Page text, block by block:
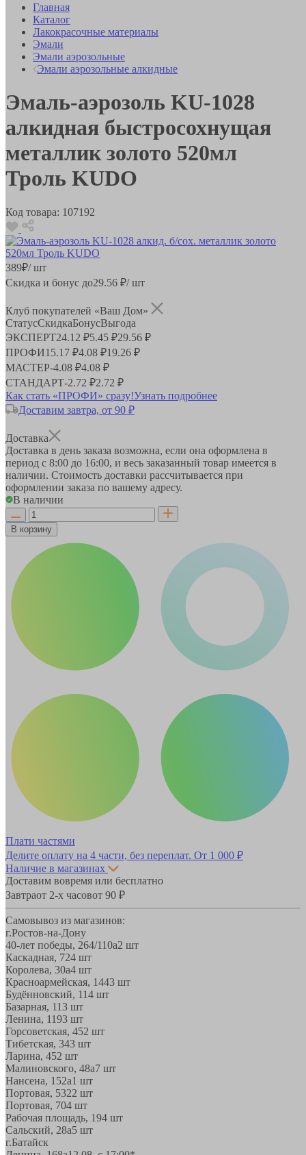
Главная
Каталог
Лакокрасочные материалы
Эмали
Эмали аэрозольные
Эмали аэрозольные алкидные
Эмаль-аэрозоль KU-1028
алкидная быстросохнущая
металлик золото 520мл
Троль KUDO
Код товара: 107192
389₽/ шт
Скидка и бонус до29.56 ₽/ шт
Клуб покупателей «Ваш Дом»
СтатусСкидкаБонусВыгода
ЭКСПЕРТ24.12 ₽5.45 ₽29.56 ₽
ПРОФИ15.17 ₽4.08 ₽19.26 ₽
МАСТЕР-4.08 ₽4.08 ₽
СТАНДАРТ-2.72 ₽2.72 ₽
Как стать «ПРОФИ» сразу!Узнать подробнее
Доставим завтра, от 90 ₽
Доставка
Доставка в день заказа возможна, если она оформлена в
период с 8:00 до 16:00, и весь заказанный товар имеется в
наличии. Стоимость доставки рассчитывается при
оформлении заказа по вашему адресу.
В наличии
В корзину
Плати частями
Делите оплату на 4 части, без переплат. От 1 000 ₽
Наличие в магазинах
Доставим вовремя или бесплатно
Завтраот 2-х часовот 90 ₽
Самовывоз из магазинов:
г.Ростов-на-Дону
40-лет победы, 264/110а2 шт
Каскадная, 724 шт
Королева, 30а4 шт
Красноармейская, 1443 шт
Будённовский, 114 шт
Базарная, 113 шт
Ленина, 1193 шт
Горсоветская, 452 шт
Тибетская, 343 шт
Ларина, 452 шт
Малиновского, 48а7 шт
Нансена, 152а1 шт
Портовая, 5322 шт
Портовая, 704 шт
Рабочая площадь, 194 шт
Сальский, 28a5 шт
г.Батайск